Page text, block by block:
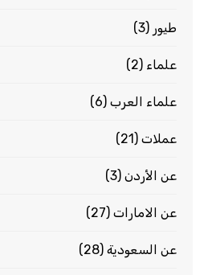
طيور (3)
علماء (2)
علماء العرب(6)
عملات(21)
عن الأردن(3)
عن الامارات(27)
عن السعودية(28)